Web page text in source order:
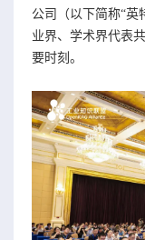
公司（以下简称“英
业界、学术界代表
要时刻。